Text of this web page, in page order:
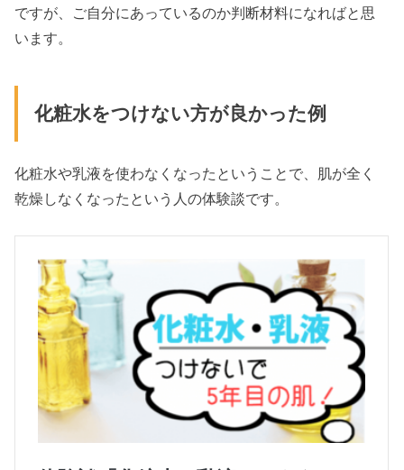
ですが、ご自分にあっているのか判断材料になればと思
います。
化粧水をつけない方が良かった例
化粧水や乳液を使わなくなったということで、肌が全く
乾燥しなくなったという人の体験談です。